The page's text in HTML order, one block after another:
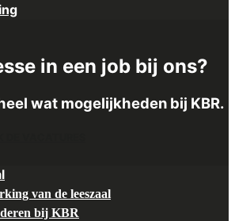
in een job bij ons?
wat mogelijkheden bij KBR.
van de leeszaal
bij KBR